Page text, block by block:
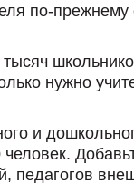
по-прежнему
нужно
и
педагогов